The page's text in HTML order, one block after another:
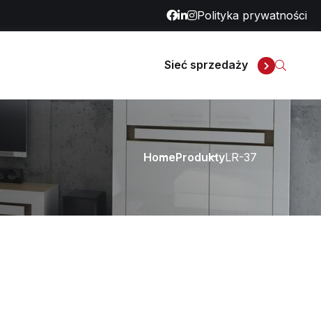
Polityka prywatności
Sieć sprzedaży
HomeProduktyLR-37